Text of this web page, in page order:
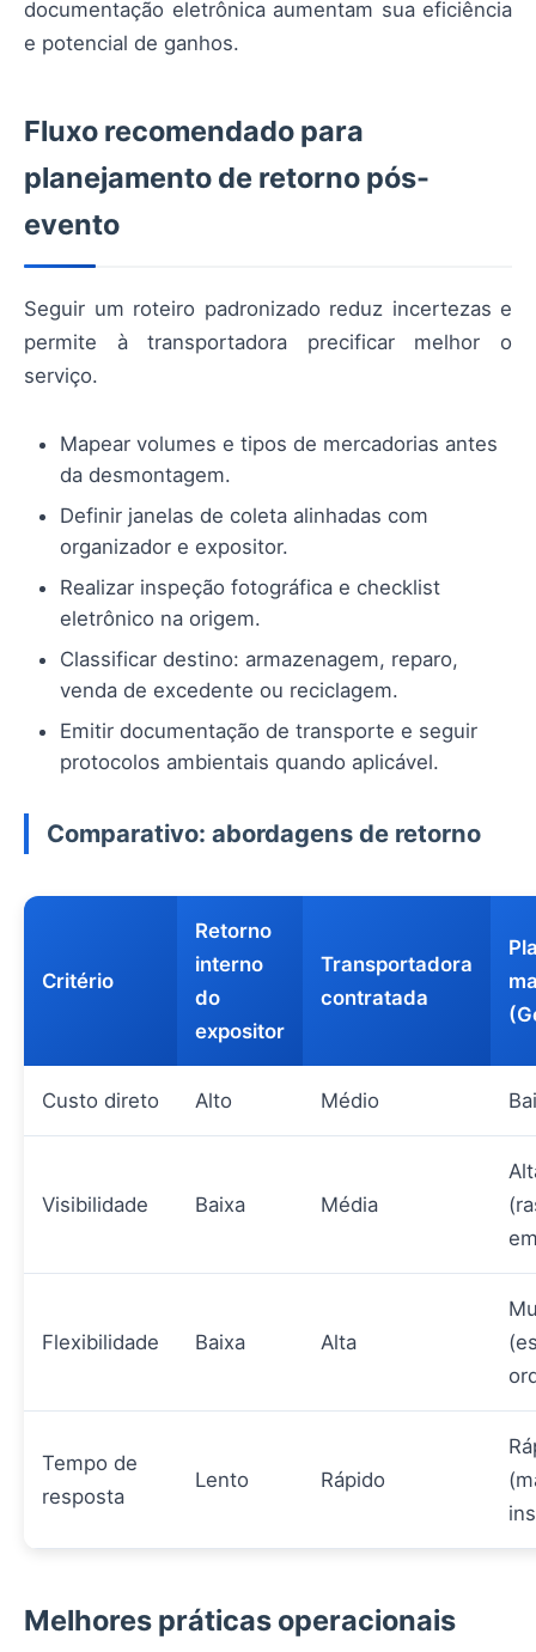
documentação eletrônica aumentam sua eficiência
e potencial de ganhos.
Fluxo recomendado para
planejamento de retorno pós-
evento
Seguir um roteiro padronizado reduz incertezas e
permite à transportadora precificar melhor o
serviço.
Mapear volumes e tipos de mercadorias antes
da desmontagem.
Definir janelas de coleta alinhadas com
organizador e expositor.
Realizar inspeção fotográfica e checklist
eletrônico na origem.
Classificar destino: armazenagem, reparo,
venda de excedente ou reciclagem.
Emitir documentação de transporte e seguir
protocolos ambientais quando aplicável.
Comparativo: abordagens de retorno
Critério
Retorno
interno
do
expositor
Transportadora
contratada
Custo direto Alto Médio
Visibilidade Baixa Média
Flexibilidade Baixa Alta
Tempo de
resposta
Lento Rápido
Melhores práticas operacionais